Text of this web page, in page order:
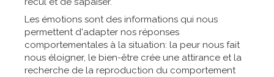
Les émotions sont des informations qui nous
permettent d'adapter nos réponses
comportementales à la situation: la peur nous fait
nous éloigner, le bien-être crée une attirance et la
recherche de la reproduction du comportement